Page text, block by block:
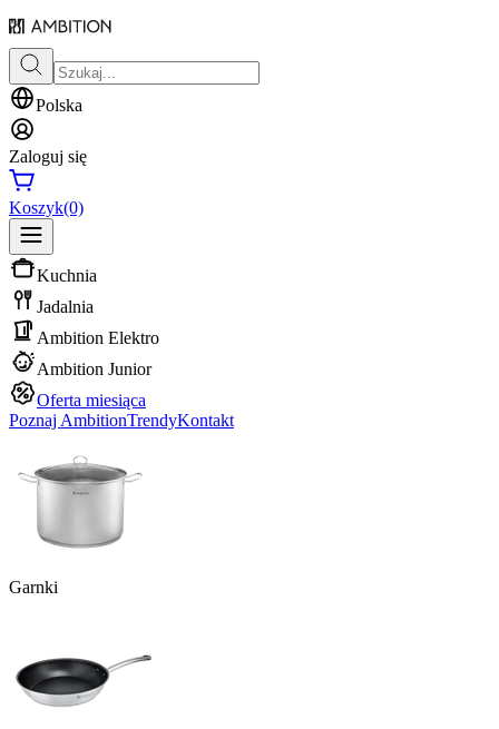
Polska
Zaloguj się
Koszyk(0)
Kuchnia
Jadalnia
Ambition Elektro
Ambition Junior
Oferta miesiąca
Poznaj AmbitionTrendyKontakt
Garnki